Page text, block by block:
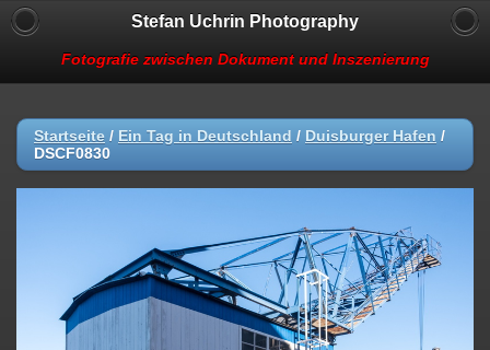
Stefan Uchrin Photography
Fotografie zwischen Dokument und Inszenierung
Startseite / Ein Tag in Deutschland / Duisburger Hafen /
DSCF0830